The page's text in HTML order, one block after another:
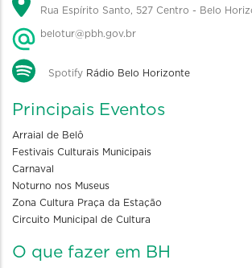
Rua Espírito Santo, 527 Centro - Belo
belotur@pbh.gov.br
Spotify Rádio Belo Horizonte
Principais Eventos
Arraial de Belô
Festivais Culturais Municipais
Carnaval
Noturno nos Museus
Zona Cultura Praça da Estação
Circuito Municipal de Cultura
O que fazer em BH